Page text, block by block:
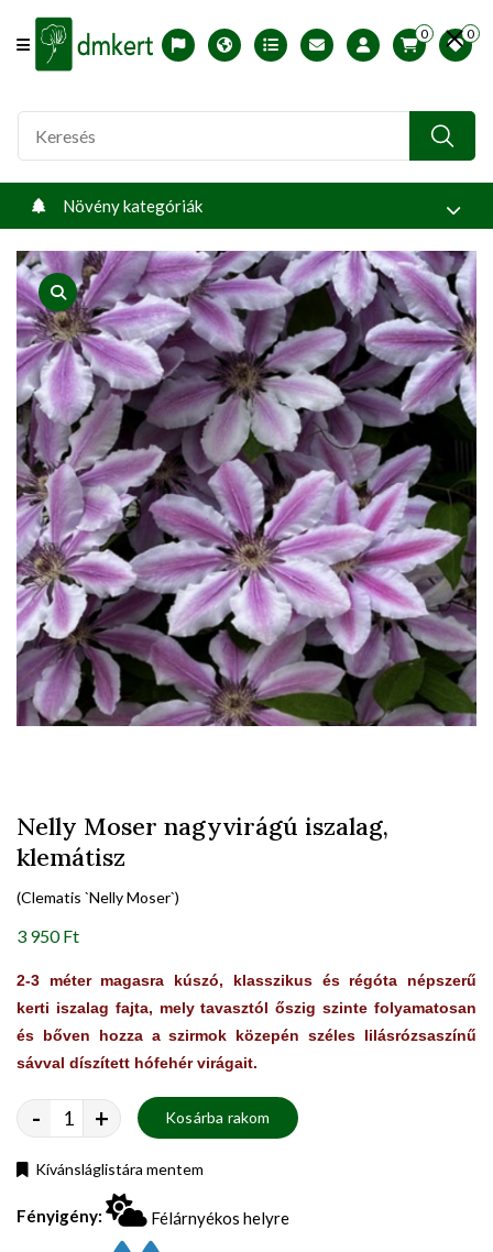
Offcanvas Menu Open
English version
Télállósági zónák
Nyomtatható ABC árjegyzék
Profilom
0 0
Növény kategóriák
product view
Nelly Moser nagyvirágú iszalag,
klemátisz
(Clematis `Nelly Moser`)
3 950 Ft
2-3 méter magasra kúszó, klasszikus és régóta népszerű
kerti iszalag fajta, mely tavasztól őszig szinte folyamatosan
és bőven hozza a szirmok közepén széles lilásrózsaszínű
sávval díszített hófehér virágait.
- + Kosárba rakom
Kívánsláglistára mentem
Fényigény: Félárnyékos helyre